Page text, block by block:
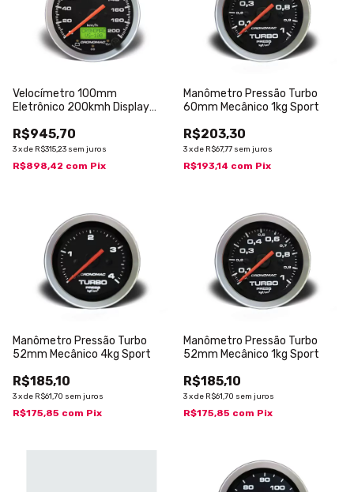
Velocímetro 100mm
Eletrônico 200kmh Display
R$945,70
3xde R$315,23 sem juros
R$898,42 com Pix
Manômetro Pressão Turbo
60mm Mecânico 1kg Sport
R$203,30
3xde R$67,77 sem juros
R$193,14 com Pix
Manômetro Pressão Turbo
52mm Mecânico 4kg Sport
R$185,10
3xde R$61,70 sem juros
R$175,85 com Pix
Manômetro Pressão Turbo
52mm Mecânico 1kg Sport
R$185,10
3xde R$61,70 sem juros
R$175,85 com Pix